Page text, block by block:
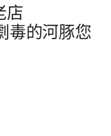
店
毒的河豚您